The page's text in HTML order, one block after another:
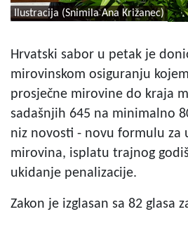
Ilustracija (Snimila Ana Križanec)
Hrvatski sabor u petak je
mirovinskom osiguranju
prosječne mirovine do kraja
sadašnjih 645 na minimalno
niz novosti - novu formulu za
mirovina, isplatu trajnog
ukidanje penalizacije.
Zakon je izglasan sa 82 glasa